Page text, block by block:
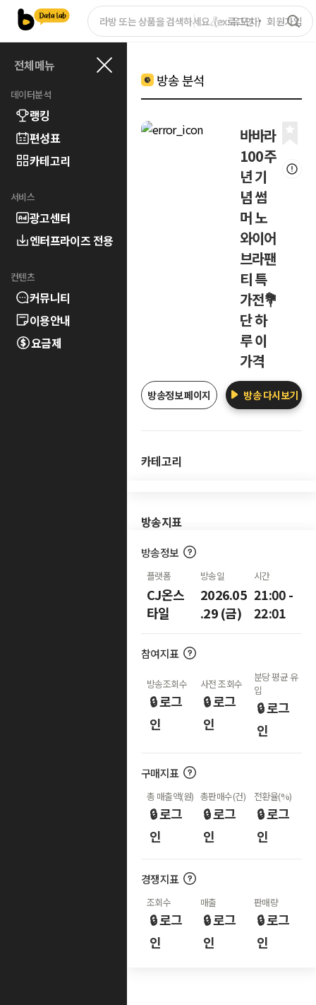
로그인 회원가입
전체메뉴
데이터분석
랭킹
편성표
카테고리
서비스
광고센터
엔터프라이즈 전용
컨텐츠
커뮤니티
이용안내
요금제
방송 분석
바바라
100주
년 기
념 썸
머 노
와이어
브라팬
티 특
가전💐
단 하
루 이
가격
방송정보 페이지 방송 다시보기
카테고리
방송지표
방송정보
플랫폼
CJ온스
타일
방송일
2026.05
.29 (금)
시간
21:00 -
22:01
참여지표
방송조회수
🔒 로그
인
사전 조회수
🔒 로그
인
분당 평균 유
입
🔒 로그
인
구매지표
총 매출액(원)
🔒 로그
인
총판매수(건)
🔒 로그
인
전환율(%)
🔒 로그
인
경쟁지표
조회수
🔒 로그
인
매출
🔒 로그
인
판매량
🔒 로그
인